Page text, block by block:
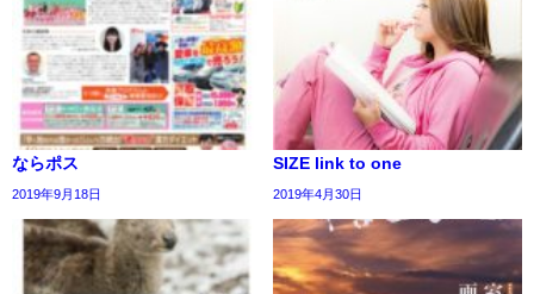
ならポス
2019年9月18日
SIZE link to one
2019年4月30日